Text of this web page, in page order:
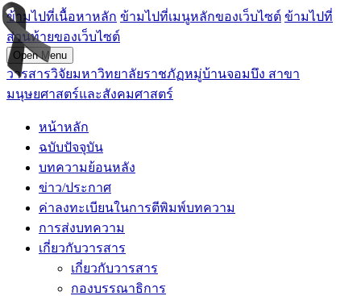
ข้ามไปที่เนื้อหาหลัก ข้ามไปที่เมนูหลักของเว็บไซต์ ข้ามไปที่
ส่วนท้ายของเว็บไซต์
Open Menu
วารสารวิจัยมหาวิทยาลัยราชภัฏหมู่บ้านจอมบึง สาขา
มนุษยศาสตร์และสังคมศาสตร์
หน้าหลัก
ฉบับปัจจุบัน
บทความย้อนหลัง
ข่าว/ประกาศ
ค่าลงทะเบียนในการตีพิมพ์บทความ
การส่งบทความ
เกี่ยวกับวารสาร
เกี่ยวกับวารสาร
กองบรรณาธิการ